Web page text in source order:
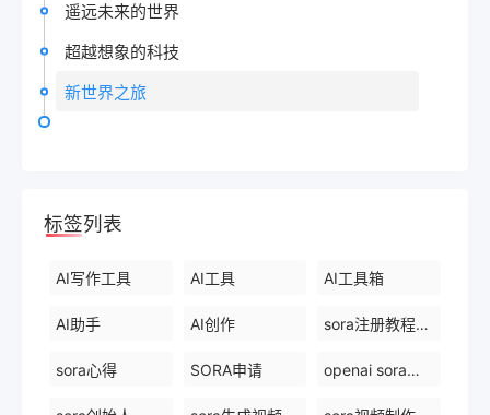
遥远未来的世界
超越想象的科技
新世界之旅
标签列表
AI写作工具 AI工具 AI工具箱
AI助手 AI创作 sora注册教程最新
sora心得 SORA申请 openai sora创始人